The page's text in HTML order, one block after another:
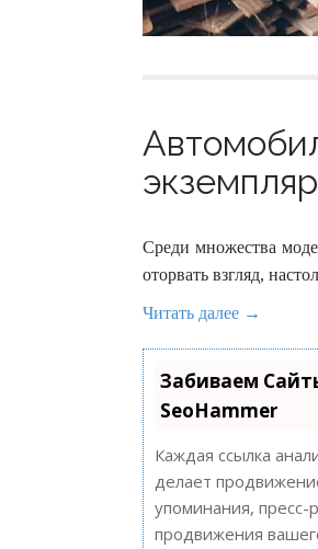
Среди множества
оторвать взгляд,
Читать далее →
Забиваем
SeoHammer
Каждая ссылка
делает
упоминания, пресс-
продвижения